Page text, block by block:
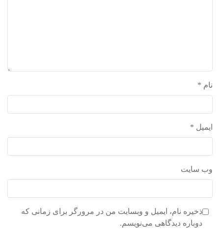
نام *
ایمیل *
وب‌ سایت
ذخیره نام، ایمیل و وبسایت من در مرورگر برای زمانی که
دوباره دیدگاهی می‌نویسم.